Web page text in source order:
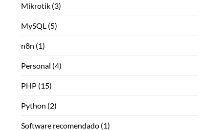
Mikrotik (3)
MySQL (5)
n8n (1)
Personal (4)
PHP (15)
Python (2)
Software recomendado (1)